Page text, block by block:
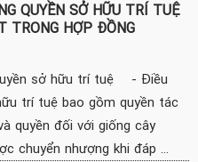
QUYỀN SỞ HỮU TRÍ TUỆ
TRONG HỢP ĐỒNG
sở hữu trí tuệ - Điều
trí tuệ bao gồm quyền tác
quyền đối với giống cây
chuyển nhượng khi đáp ...